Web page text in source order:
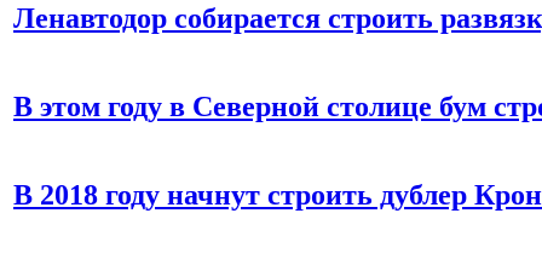
Ленавтодор собирается строить
В этом году в Северной столице бум
В 2018 году начнут строить дублер